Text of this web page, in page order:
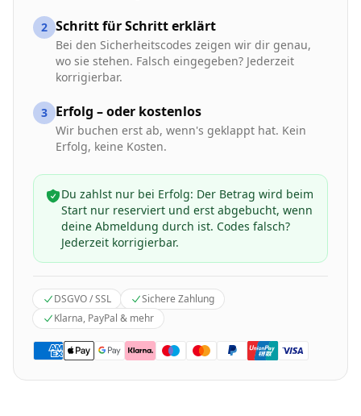
2 Schritt für Schritt erklärt
Bei den Sicherheitscodes zeigen wir dir genau,
wo sie stehen. Falsch eingegeben? Jederzeit
korrigierbar.
3 Erfolg – oder kostenlos
Wir buchen erst ab, wenn's geklappt hat. Kein
Erfolg, keine Kosten.
Du zahlst nur bei Erfolg: Der Betrag wird beim
Start nur reserviert und erst abgebucht, wenn
deine Abmeldung durch ist. Codes falsch?
Jederzeit korrigierbar.
DSGVO / SSL
Sichere Zahlung
Klarna, PayPal & mehr